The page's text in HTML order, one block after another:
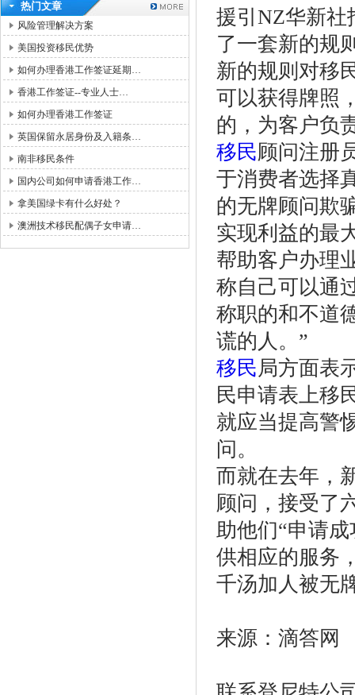
热门文章
风险管理解决方案
美国投资移民优势
如何办理香港工作签证延期…
香港工作签证--专业人士…
如何办理香港工作签证
英国保留永居身份及入籍条…
南非移民条件
国内公司如何申请香港工作…
拿美国绿卡有什么好处？
澳洲技术移民配偶子女申请…
援引NZ华新社
了一套新的规
新的规则对移
可以获得牌照
的，为客户负
移民顾问注册
于消费者选择
的无牌顾问欺
实现利益的最
帮助客户办理
称自己可以通
称职的和不道
谎的人。”
移民局方面表
民申请表上移
就应当提高警
问。
而就在去年，
顾问，接受了
助他们“申请
供相应的服务
千汤加人被无
来源：滴答网